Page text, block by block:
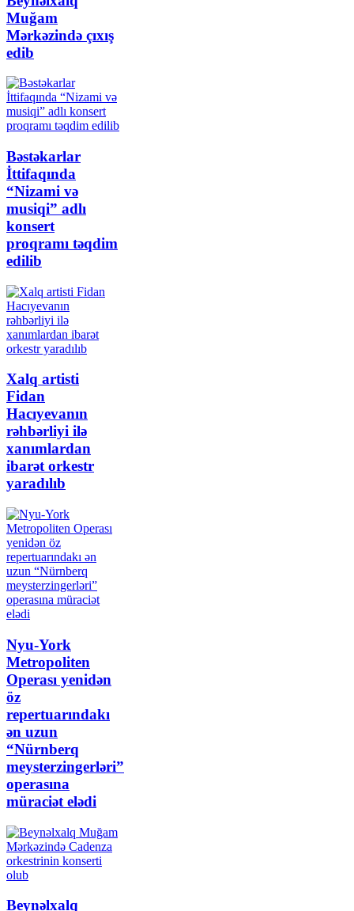
Muğam
Mərkəzində çıxış
edib
Bəstəkarlar
İttifaqında
“Nizami və
musiqi” adlı
konsert
proqramı təqdim
edilib
Xalq artisti
Fidan
Hacıyevanın
rəhbərliyi ilə
xanımlardan
ibarət orkestr
yaradılıb
Nyu-York
Metropoliten
Operası yenidən
öz
repertuarındakı
ən uzun
“Nürnberq
meysterzingerləri”
operasına
müraciət elədi
Beynəlxalq